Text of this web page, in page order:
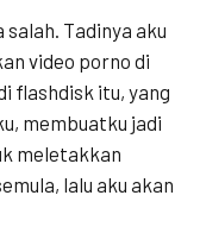
Tadinya aku
video porno di
flashdisk itu, yang
membuatku jadi
meletakkan
lalu aku akan